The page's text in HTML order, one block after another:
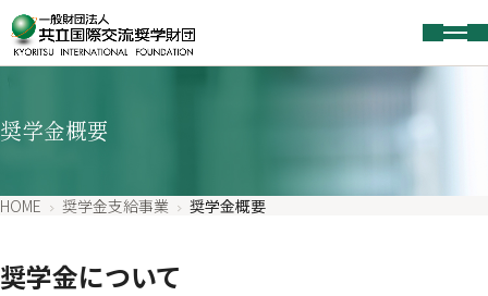
奨学金概要
HOME 奨学金支給事業 奨学金概要
奨学金について